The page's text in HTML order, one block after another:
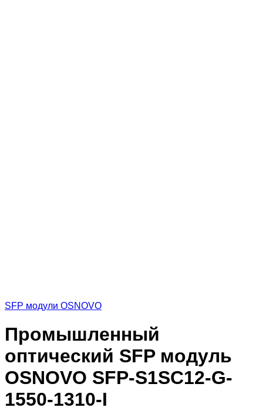
SFP модули OSNOVO
Промышленный
оптический SFP модуль
OSNOVO SFP-S1SC12-G-
1550-1310-I